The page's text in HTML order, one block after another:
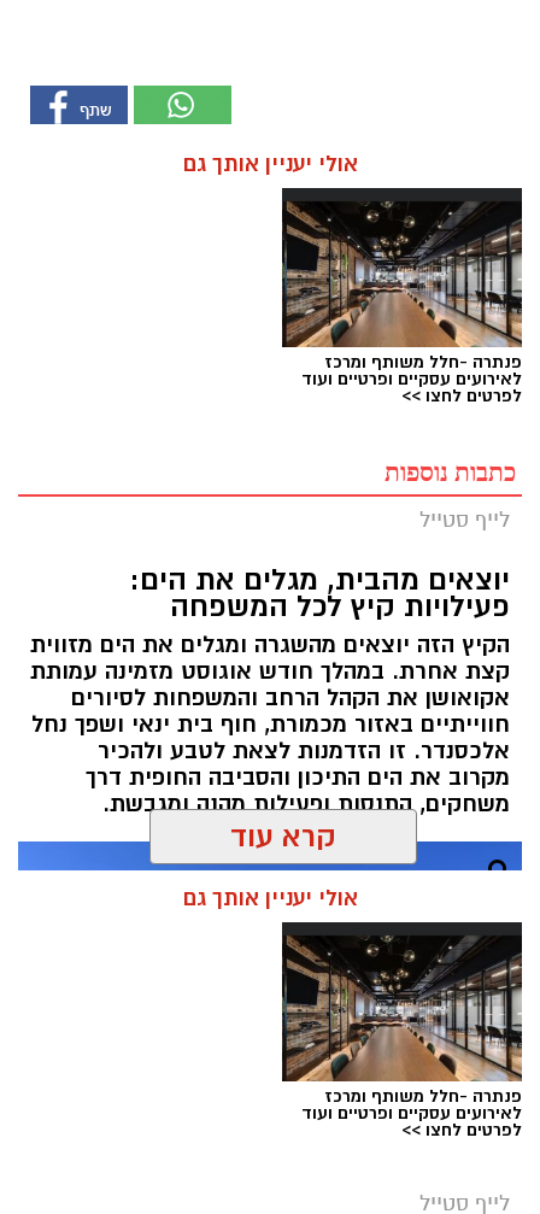
אולי יעניין אותך גם
פנתרה -חלל משותף ומרכז
לאירועים עסקיים ופרטיים ועוד
לפרטים לחצו >>
כתבות נוספות
לייף סטייל
יוצאים מהבית, מגלים את הים:
פעילויות קיץ לכל המשפחה
הקיץ הזה יוצאים מהשגרה ומגלים את הים מזווית
קצת אחרת. במהלך חודש אוגוסט מזמינה עמותת
אקואושן את הקהל הרחב והמשפחות לסיורים
חווייתיים באזור מכמורת, חוף בית ינאי ושפך נחל
אלכסנדר. זו הזדמנות לצאת לטבע ולהכיר
מקרוב את הים התיכון והסביבה החופית דרך
משחקים, התנסות ופעילות מהנה ומגבשת.
קרא עוד
אולי יעניין אותך גם
פנתרה -חלל משותף ומרכז
לאירועים עסקיים ופרטיים ועוד
לפרטים לחצו >>
לייף סטייל